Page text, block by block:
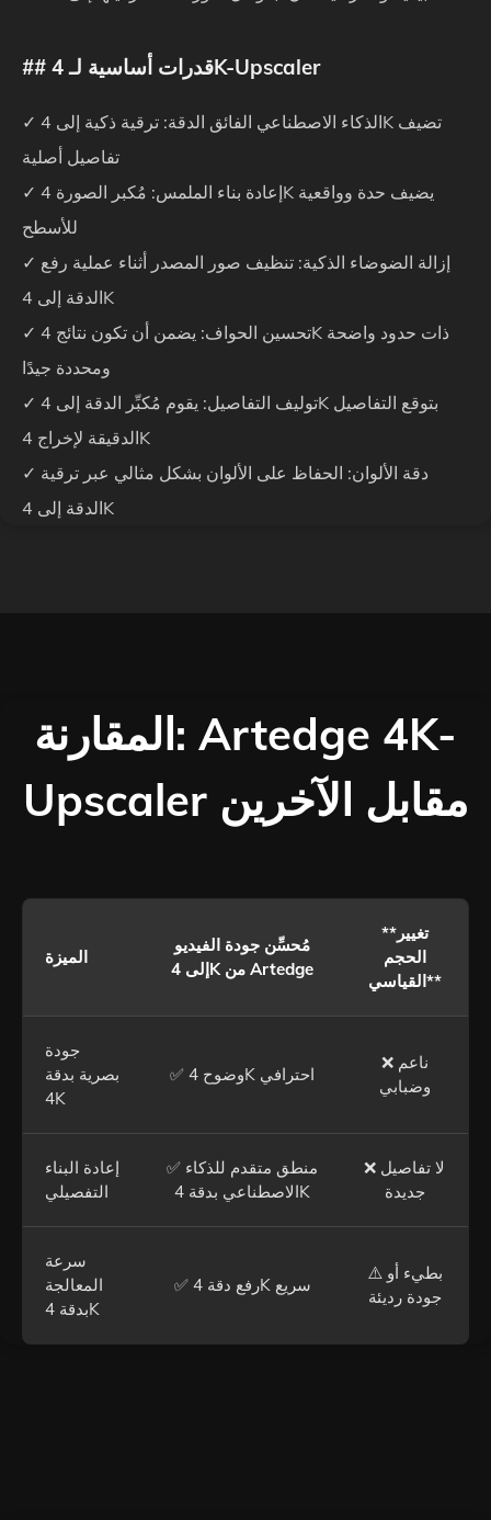
## قدرات أساسية لـ 4K-Upscaler
✓ الذكاء الاصطناعي الفائق الدقة: ترقية ذكية إلى 4K تضيف
تفاصيل أصلية
✓ إعادة بناء الملمس: مُكبر الصورة 4K يضيف حدة وواقعية
للأسطح
✓ إزالة الضوضاء الذكية: تنظيف صور المصدر أثناء عملية رفع
الدقة إلى 4K
✓ تحسين الحواف: يضمن أن تكون نتائج 4K ذات حدود واضحة
ومحددة جيدًا
✓ توليف التفاصيل: يقوم مُكبِّر الدقة إلى 4K بتوقع التفاصيل
الدقيقة لإخراج 4K
✓ دقة الألوان: الحفاظ على الألوان بشكل مثالي عبر ترقية
الدقة إلى 4K
المقارنة: Artedge 4K-
Upscaler مقابل الآخرين
الميزة
مُحسِّن جودة الفيديو
إلى 4K من Artedge
**تغيير
الحجم
القياسي**
جودة
بصرية بدقة
4K
✅ وضوح 4K احترافي
❌ ناعم
وضبابي
إعادة البناء
التفصيلي
✅ منطق متقدم للذكاء
الاصطناعي بدقة 4K
❌ لا تفاصيل
جديدة
سرعة
المعالجة
بدقة 4K
✅ رفع دقة 4K سريع
⚠️ بطيء أو
جودة رديئة